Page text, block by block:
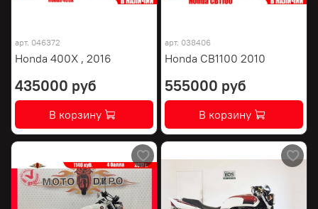
арт. 046372
Honda 400X , 2016
435000 руб
В корзину
арт. 038406
Honda CB1100 2010
555000 руб
В корзину